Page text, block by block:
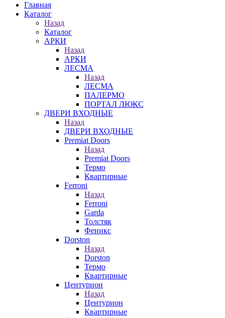
Главная
Каталог
Назад
Каталог
АРКИ
Назад
АРКИ
ЛЕСМА
Назад
ЛЕСМА
ПАЛЕРМО
ПОРТАЛ ЛЮКС
ДВЕРИ ВХОДНЫЕ
Назад
ДВЕРИ ВХОДНЫЕ
Premiat Doors
Назад
Premiat Doors
Термо
Квартирные
Ferroni
Назад
Ferroni
Garda
Толстяк
Феникс
Dorston
Назад
Dorston
Термо
Квартирные
Центурион
Назад
Центурион
Квартирные